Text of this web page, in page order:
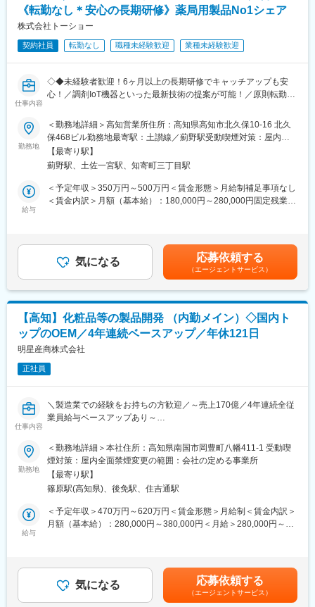
■労働組合があるので、安心して長く働ける仕組みがある：
職場での困りごとや意見を、労働組合を通じて会社に届けること
ができ、声を上げやすい環境があります。
・男女比＝5：5
・平均勤続年数：10.9年
・平均有給取得日数：9.6日
変更の範囲：会社の定める業務
タッフがチームとして活動しています。顧客との良好なコミュニ
ケーションを重視し、質の高い検査サービスを提供するため、チ
ーム一丸となってサポート体制を整えています。臨床検査技師資
格を有する経験者が活躍できる環境です。
当社は日本国内において臨床検査をコア事業として展開する、国
内有数のヘルスケアサービス企業です。最先端の技術によって、
います。
当社を取り巻く市場環境は日々変化を続けています。その背景に
は、人々の健康に対するニーズがグローバルな規模で、高度化、
多様化を続けている現状があります。より確かな診断、より有効
な新薬を求める世界中の人々の痛切な願いに耳を傾け、タイムリ
ーに応えていくことが「健康で安全な社会の創造」をミッション
とする同社の社会的使命であり、責任でもあります。この使命や
変更の範囲：会社の定める業務
《転勤なし＊安心の長期研修》薬局用製品No1シェア
株式会社トーショー
契約社員 転勤なし 職種未経験歓迎 業種未経験歓迎
仕事内容
◇◆未経験者歓迎！6ヶ月以上の長期研修でキャッチアップも安
心！／調剤IoT機器といった最新技術の提案が可能！／原則転勤は
仕事◆◇
【はじめに】
既存のお客様である調剤薬局やドラッグストアに対して、主力製
品である全自動調剤分包機などの調剤IoT機器を販売いただく職種
となります。
IoT製品の販売スキルの市場価値は上昇の一途を辿っており、同社
【業務概要】
・提案資料作成
・新規訪問
【その他補足情報】
・長期間の研修を用意しているため職種未経験＆技術的な知識が
全く無い方でも立ち上りが可能となっております。
・正社員登用は前提の採用です。就業態度に問題がなければ原則
登用となり、業界トップクラスシェアを誇る優良企業の正社員と
して安定就業が可能です。（登用率98%、試験やノルマなし）
・業界トップクラスのIoT製品や医療システムに触れる事が可能で
す。また、販売スキルだけでなく薬局運営コンサルティングのス
【ポジションの魅力】
・同社の製品やシステムが、24時間止めてはならない医療現場の
安心安全や、医療従事者の負担軽減に大きく貢献しています。
製品が多数あります。寡占市場だからこそ、競合製品を使ってい
る顧客からいかにシェアを獲得するか、試行錯誤する面白さがあ
【同社について】
勤務地
＜勤務地詳細＞高知営業所住所：高知県高知市北久保10-16 北久
保468ビル勤務地最寄駅：土讃線／薊野駅受動喫煙対策：屋内全
面禁煙変更の範囲：会社の定める事業所（リモートワーク含む）
【最寄り駅】
薊野駅、土佐一宮駅、知寄町三丁目駅
給与
＜予定年収＞350万円～500万円＜賃金形態＞月給制補足事項なし
＜賃金内訳＞月額（基本給）：180,000円～280,000円固定残業手
＞※給与詳細は、年齢・スキルを考慮し決定します。■昇給：年1
回■賞与：年2回年収420万円／30歳 経験5年年収500万円／32歳
経験7年賃金はあくまでも目安の金額であり、選考を通じて上下す
る可能性があります。月給(月額)は固定手当を含めた表記です。
気になる 応募依頼する
（エージェントサービス）
【高知】化粧品等の製品開発 （内勤メイン）◇国内ト
ップのOEM／4年連続ベースアップ／年休121日
明星産商株式会社
正社員
仕事内容
＼製造業での経験をお持ちの方歓迎／～売上170億／4年連続全従
業員給与ベースアップあり～
休暇や年末年始休暇は1週間以上◎】＜国内トップクラスの実績を
誇る国内外大手医薬品・化粧品を取り扱うOEMメーカーです＞
■ミッション：
クライアントから製品のご相談を受け、製品設計や社内外調整を
行い、完成した製品を届けるまでが一連の業務です。
す。
お客様からの相談段階から、最終的に製品としてできたものを届
けるまでの一連の業務をお任せします。
勤務地
＜勤務地詳細＞本社住所：高知県南国市岡豊町八幡411-1 受動喫
煙対策：屋内全面禁煙変更の範囲：会社の定める事業所
【最寄り駅】
篠原駅(高知県)、後免駅、住吉通駅
給与
＜予定年収＞470万円～620万円＜賃金形態＞月給制＜賃金内訳＞
月額（基本給）：280,000円～380,000円＜月給＞280,000円～
年1回（7月）■賞与：年2回※計3ヶ月分（目安）■決算賞与（6月）
※業績による■モデル年収：部長：800万~ 課長：600~700万程度
賃金はあくまでも目安の金額であり、選考を通じて上下する可能
気になる 応募依頼する
（エージェントサービス）